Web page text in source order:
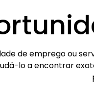
de emprego ou
lo a encontrar